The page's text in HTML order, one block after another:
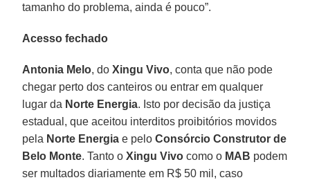
tamanho do problema, ainda é pouco”.
Acesso fechado
Antonia Melo, doXingu Vivo, conta que não pode
chegar perto dos canteiros ou entrar em qualquer
lugar da Norte Energia. Isto por decisão da justiça
estadual, que aceitou interditos proibitórios movidos
pela Norte Energia e peloConsórcio Construtor de
Belo Monte. Tanto oXingu Vivo como o MAB podem
ser multados diariamente em R$ 50 mil, caso